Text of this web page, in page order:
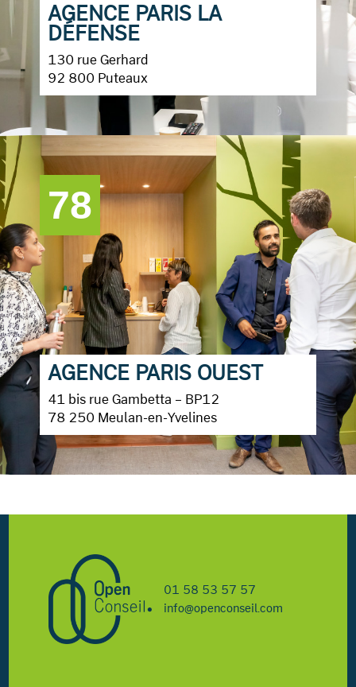
AGENCE PARIS LA
DÉFENSE
130 rue Gerhard
92 800 Puteaux
78
AGENCE PARIS OUEST
41 bis rue Gambetta – BP12
78 250 Meulan-en-Yvelines
01 58 53 57 57
info@openconseil.com